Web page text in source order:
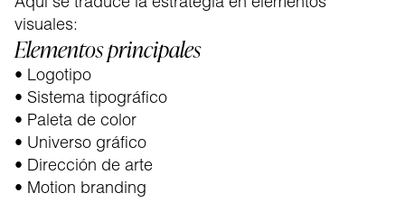
visuales:
Elementos principales
• Logotipo
• Sistema tipográfico
• Paleta de color
• Universo gráfico
• Dirección de arte
• Motion branding